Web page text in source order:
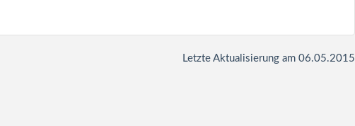
Letzte Aktualisierung am 06.05.2015